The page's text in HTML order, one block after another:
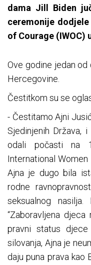
dama Jill Biden
ceremonije
of Courage (IWOC)
Ove godine jedan
Hercegovine.
Čestitkom su se
- Čestitamo Ajni
Sjedinjenih Država,
odali počasti na
International Women
Ajna je dugo bila
rodne
seksualnog nasilja.
“Zaboravljena
pravni status
silovanja, Ajna je
daju puna prava kao